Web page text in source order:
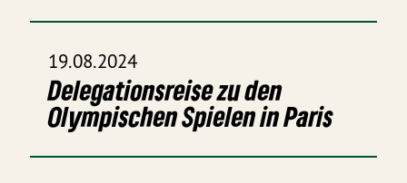
19.08.2024
Delegationsreise zu den
Olympischen Spielen in Paris